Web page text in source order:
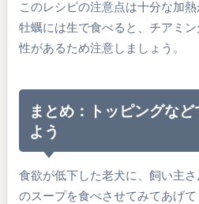
このレシピの注意点は十分な加
牡蠣には生で食べると、チアミ
性があるため注意しましょう。
まとめ：トッピングな
よう
食欲が低下した老犬に、飼い主
のスープを食べさせてみてあげて